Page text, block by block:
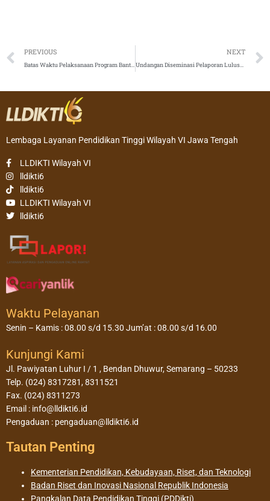
Prev
PREVIOUS
Batas Waktu Pelaksanaan Program Bantuan APS
NEXT
Undangan Diseminasi Pelaporan Lulusan pada Sistem Tracer Study 2.0 bagi Perguruan Tinggi Swasta di lingkungan LLDIKTI Wilayah VI Tahun 2022
Lembaga Layanan Pendidikan Tinggi Wilayah VI Jawa Tengah
LLDIKTI Wilayah VI
lldikti6
lldikti6
LLDIKTI Wilayah VI
lldikti6
Waktu Pelayanan
Senin – Kamis : 08.00 s/d 15.30 Jum’at : 08.00 s/d 16.00
Kunjungi Kami
Jl. Pawiyatan Luhur I / 1 , Bendan Dhuwur, Semarang – 50233
Telp. (024) 8317281, 8311521
Fax. (024) 8311273
Email : info@lldikti6.id
Pengaduan : pengaduan@lldikti6.id
Tautan Penting
Kementerian Pendidikan, Kebudayaan, Riset, dan Teknologi
Badan Riset dan Inovasi Nasional Republik Indonesia
Pangkalan Data Pendidikan Tinggi (PDDikti)